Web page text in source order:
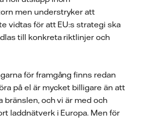
men understryker att
vidtas för att EU:s strategi ska
till konkreta riktlinjer och
för framgång finns redan
på el är mycket billigare än att
bränslen, och vi är med och
laddnätverk i Europa. Men för